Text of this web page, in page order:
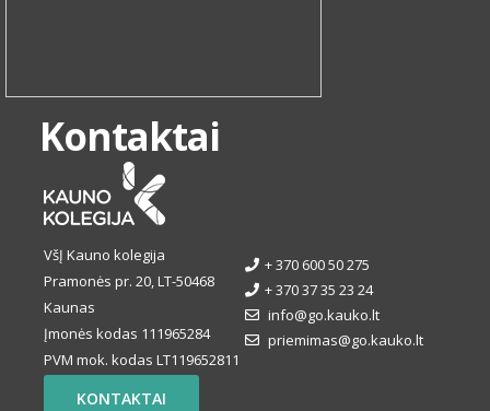
Kontaktai
VšĮ Kauno kolegija
Pramonės pr. 20, LT-50468
Kaunas
Įmonės kodas 111965284
PVM mok. kodas LT119652811
+ 370 600 50 275
+ 370 37 35 23 24
info@go.kauko.lt
priemimas@go.kauko.lt
KONTAKTAI